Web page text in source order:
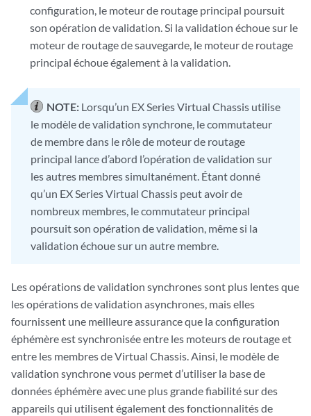
configuration, le moteur de routage principal poursuit
son opération de validation. Si la validation échoue sur le
moteur de routage de sauvegarde, le moteur de routage
principal échoue également à la validation.
NOTE: Lorsqu’un EX Series Virtual Chassis utilise
le modèle de validation synchrone, le commutateur
de membre dans le rôle de moteur de routage
principal lance d’abord l’opération de validation sur
les autres membres simultanément. Étant donné
qu’un EX Series Virtual Chassis peut avoir de
nombreux membres, le commutateur principal
poursuit son opération de validation, même si la
validation échoue sur un autre membre.
Les opérations de validation synchrones sont plus lentes que
les opérations de validation asynchrones, mais elles
fournissent une meilleure assurance que la configuration
éphémère est synchronisée entre les moteurs de routage et
entre les membres de Virtual Chassis. Ainsi, le modèle de
validation synchrone vous permet d’utiliser la base de
données éphémère avec une plus grande fiabilité sur des
appareils qui utilisent également des fonctionnalités de